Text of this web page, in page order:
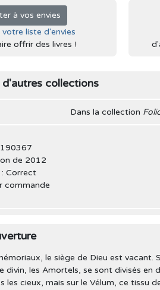
à vos envies
votre liste d'envies
offrir des livres !
d'autres collections
Dans la collection
de 2012
Correct
commande
le siège de Dieu est vacant.
divin, les Amortels, se sont divisés en
les cieux, mais sur le Vélum, ce tissu